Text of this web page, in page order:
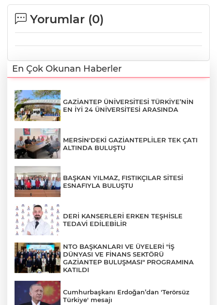
Yorumlar (0)
En Çok Okunan Haberler
GAZİANTEP ÜNİVERSİTESİ TÜRKİYE’NİN
EN İYİ 24 ÜNİVERSİTESİ ARASINDA
MERSİN'DEKİ GAZİANTEPLİLER TEK ÇATI
ALTINDA BULUŞTU
BAŞKAN YILMAZ, FISTIKÇILAR SİTESİ
ESNAFIYLA BULUŞTU
DERİ KANSERLERİ ERKEN TEŞHİSLE
TEDAVİ EDİLEBİLİR
NTO BAŞKANLARI VE ÜYELERİ "İŞ
DÜNYASI VE FİNANS SEKTÖRÜ
GAZİANTEP BULUŞMASI" PROGRAMINA
KATILDI
Cumhurbaşkanı Erdoğan’dan 'Terörsüz
Türkiye' mesajı